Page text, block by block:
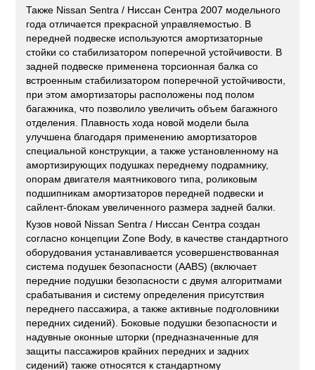
Также Nissan Sentra / Ниссан Сентра 2007 модельного
года отличается прекрасной управляемостью. В
передней подвеске используются амортизаторные
стойки со стабилизатором поперечной устойчивости. В
задней подвеске применена торсионная балка со
встроенным стабилизатором поперечной устойчивости,
при этом амортизаторы расположены под полом
багажника, что позволило увеличить объем багажного
отделения. Плавность хода новой модели была
улучшена благодаря применению амортизаторов
специальной конструкции, а также установленному на
амортизирующих подушках переднему подрамнику,
опорам двигателя маятникового типа, роликовым
подшипникам амортизаторов передней подвески и
сайлент-блокам увеличенного размера задней балки.
Кузов новой Nissan Sentra / Ниссан Сентра создан
согласно концепции Zone Body, в качестве стандартного
оборудования устанавливается усовершенствованная
система подушек безопасности (ААBS) (включает
передние подушки безопасности с двумя алгоритмами
срабатывания и систему определения присутствия
переднего пассажира, а также активные подголовники
передних сидений). Боковые подушки безопасности и
надувные оконные шторки (предназначенные для
защиты пассажиров крайних передних и задних
сидений) также относятся к стандартному